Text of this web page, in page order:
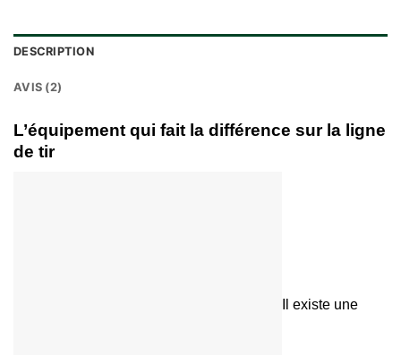
DESCRIPTION
AVIS (2)
L’équipement qui fait la différence sur la ligne
de tir
Il existe une